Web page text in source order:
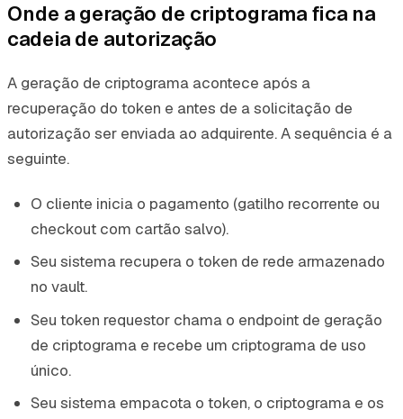
Onde a geração de criptograma fica na
cadeia de autorização
A geração de criptograma acontece após a
recuperação do token e antes de a solicitação de
autorização ser enviada ao adquirente. A sequência é a
seguinte.
O cliente inicia o pagamento (gatilho recorrente ou
checkout com cartão salvo).
Seu sistema recupera o token de rede armazenado
no vault.
Seu token requestor chama o endpoint de geração
de criptograma e recebe um criptograma de uso
único.
Seu sistema empacota o token, o criptograma e os